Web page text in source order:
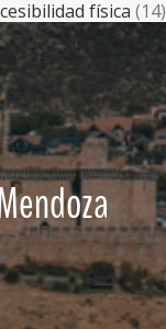
física (14)